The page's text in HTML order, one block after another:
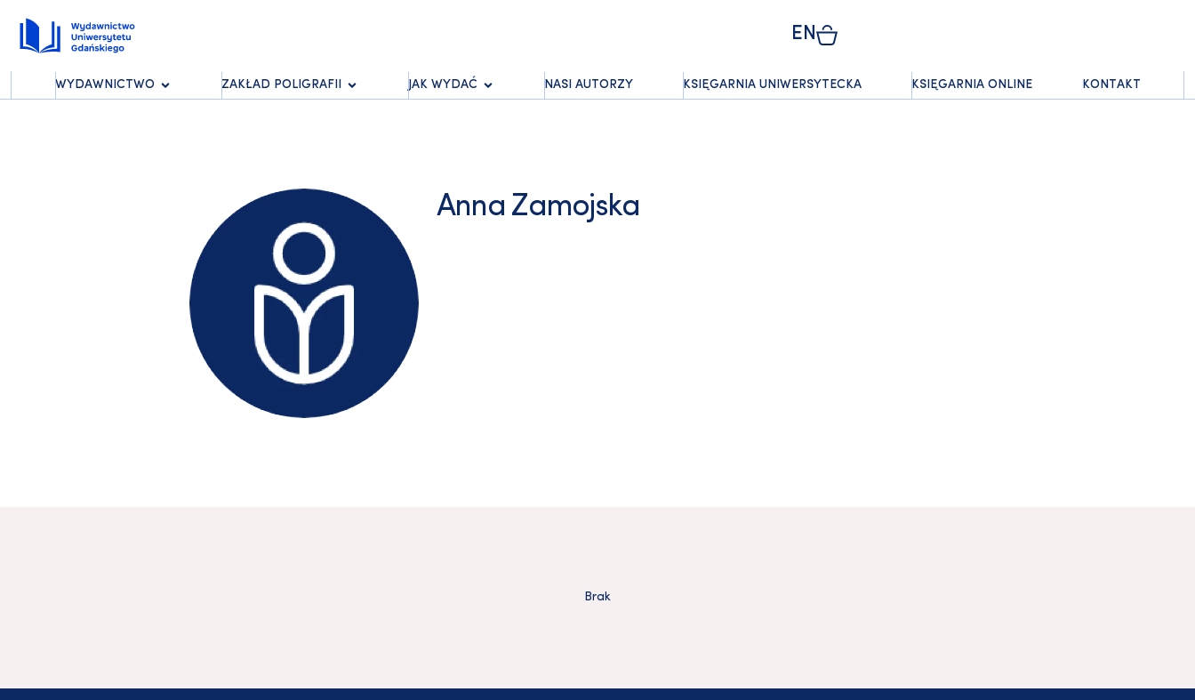
EN
WYDAWNICTWO ZAKŁAD POLIGRAFII JAK WYDAĆ NASI AUTORZY KSIĘGARNIA UNIWERSYTECKA KSIĘGARNIA ONLINE KONTAKT
Anna Zamojska
Brak